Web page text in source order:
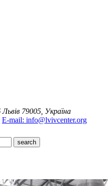
Львів 79005, Україна
E-mail: info@lvivcenter.org
search